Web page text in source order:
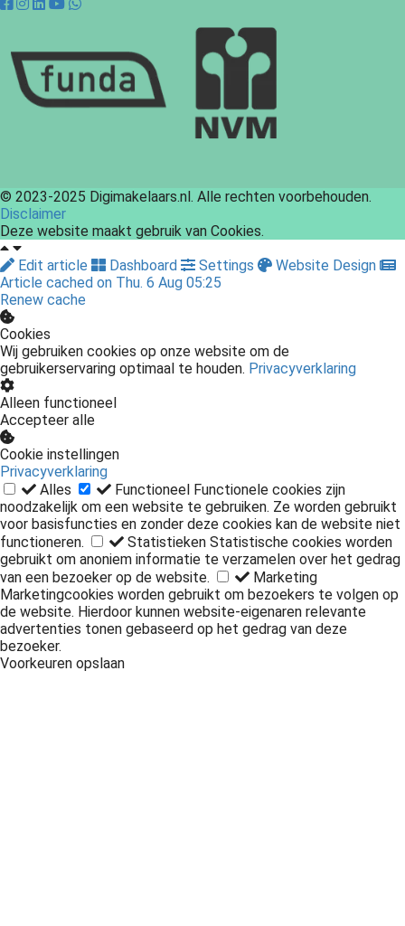
© 2023-2025 Digimakelaars.nl. Alle rechten voorbehouden.
Disclaimer
Deze website maakt gebruik van Cookies.
Edit article
Dashboard Settings
Website Design
Article cached on Thu. 6 Aug 05:25
Renew cache
Cookies
Wij gebruiken cookies op onze website om de
gebruikerservaring optimaal te houden. Privacyverklaring
Alleen functioneel
Accepteer alle
Cookie instellingen
Privacyverklaring
Alles
Functioneel Functionele cookies zijn
noodzakelijk om een website te gebruiken. Ze worden gebruikt
voor basisfuncties en zonder deze cookies kan de website niet
functioneren.
Statistieken Statistische cookies worden
gebruikt om anoniem informatie te verzamelen over het gedrag
van een bezoeker op de website.
Marketing
Marketingcookies worden gebruikt om bezoekers te volgen op
de website. Hierdoor kunnen website-eigenaren relevante
advertenties tonen gebaseerd op het gedrag van deze
bezoeker.
Voorkeuren opslaan